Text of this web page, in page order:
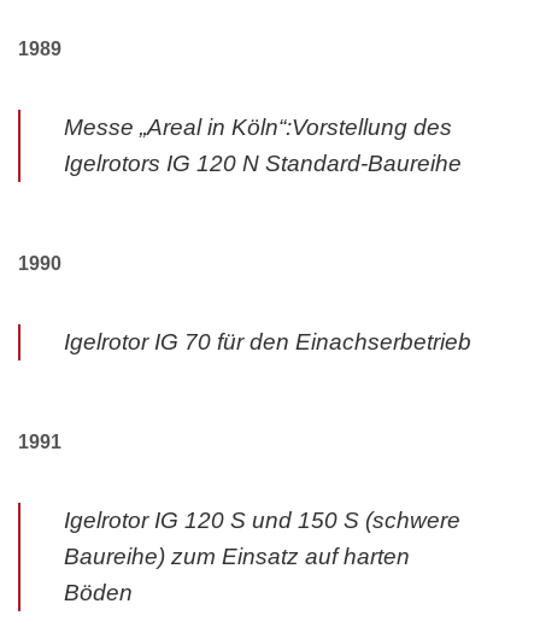
1989
Messe „Areal in Köln“:Vorstellung des
Igelrotors IG 120 N Standard-Baureihe
1990
Igelrotor IG 70 für den Einachserbetrieb
1991
Igelrotor IG 120 S und 150 S (schwere
Baureihe) zum Einsatz auf harten
Böden